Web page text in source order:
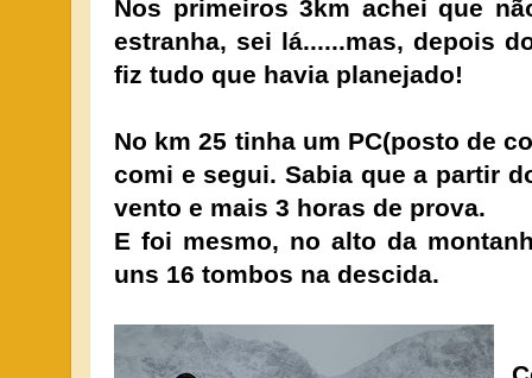
Nos primeiros 3km achei que
estranha, sei lá......mas, depois
fiz tudo que havia planejado!
No km 25 tinha um PC(posto de
comi e segui. Sabia que a partir
vento e mais 3 horas de prova.
E foi mesmo, no alto da
uns 16 tombos na descida.